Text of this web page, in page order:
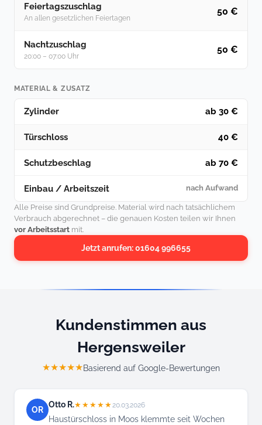
Feiertagszuschlag
An allen gesetzlichen Feiertagen
50 €
Nachtzuschlag
20:00 – 07:00 Uhr
50 €
MATERIAL & ZUSATZ
Zylinder ab 30 €
Türschloss 40 €
Schutzbeschlag ab 70 €
Einbau / Arbeitszeit nach Aufwand
Alle Preise sind Grundpreise. Material wird nach tatsächlichem
Verbrauch abgerechnet – die genauen Kosten teilen wir Ihnen
vor Arbeitsstart mit.
Jetzt anrufen: 01604 996655
Kundenstimmen aus
Hergensweiler
★★★★★Basierend auf Google-Bewertungen
OR
Otto R.★★★★★20.03.2026
Haustürschloss in Moos klemmte seit Wochen